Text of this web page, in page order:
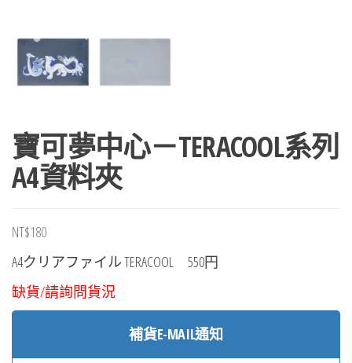
寶可夢中心－TERACOOL系列
A4資料夾
NT$180
A4クリアファイル TERACOOL 550円
缺貨/請詢問貨況
補貨E-MAIL通知